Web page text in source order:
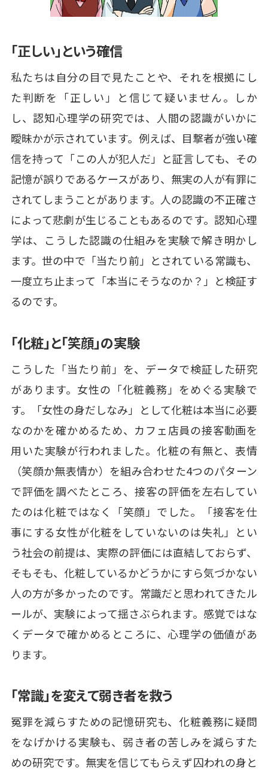
「正しい」という確信
私たちは自分の目で見たことや、それを根拠にし
た判断を「正しい」と信じて疑いません。しか
し、認知心理学の研究では、人間の認識がいかに
曖昧かが示されています。例えば、目撃者が強い確
信を持って「この人が犯人だ」と証言しても、その
記憶が誤りであるケースがあり、無実の人が有罪に
されてしまうことがあります。人の認識の不正確さ
によって悲劇が生じることもあるのです。認知心理
学は、こうした認識の仕組みを実験で解き明かし
ます。世の中で「当たり前」とされている常識も、
一度立ち止まって「本当にそうなのか？」と検証す
るのです。
「化粧」と「笑顔」の実験
こうした「当たり前」を、データで検証した研究
があります。女性の「化粧義務」をめぐる実験で
す。「女性の身だしなみ」として化粧は本当に必要
なのかを確かめるため、カフェ店員の接客動画を
用いた実験が行われました。化粧の有無と、表情
（笑顔か無表情か）を組み合わせた4つのパターン
で評価を調べたところ、接客の評価を左右してい
たのは化粧ではなく「笑顔」でした。「接客を仕
事にする女性が化粧をしていないのは失礼」とい
う社会の前提は、実際の評価には直結しておらず、
そもそも、化粧しているかどうかにすら気づかない
人の方が多かったのです。常識だと思われてきたル
ールが、実験によって揺さぶられます。感覚ではな
くデータで確かめるところに、心理学の価値があ
ります。
「常識」を変えて弱き者を救う
冤罪を減らすための記憶研究も、化粧義務に疑問
をなげかける実験も、弱き者の苦しみを減らすた
めの研究です。無実を信じてもらえず囚われの身と